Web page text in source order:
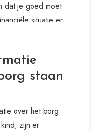
dat je goed moet
situatie en
staan
over het borg
zijn er